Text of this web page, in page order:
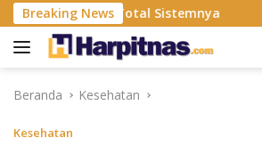
Langsung
ke
konten
Breaking News
Rombak Total Sistemnya
Beranda Kesehatan
Kesehatan